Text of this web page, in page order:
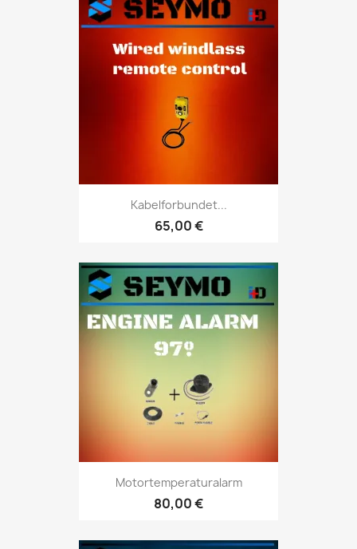
Kabelforbundet...
65,00 €
Motortemperaturalarm
80,00 €